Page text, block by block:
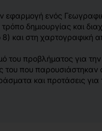
εφαρμογή ενός
δημιουργίας και
και στη χαρτογραφική
του προβλήματος για
του που παρουσιάστηκαν
και προτάσεις